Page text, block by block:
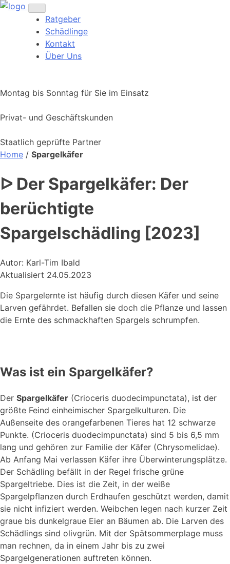
Ratgeber
Schädlinge
Kontakt
Über Uns
Montag bis Sonntag für Sie im Einsatz
Privat- und Geschäftskunden
Staatlich geprüfte Partner
Home / Spargelkäfer
ᐅ Der Spargelkäfer: Der
berüchtigte
Spargelschädling [2023]
Autor: Karl-Tim Ibald
Aktualisiert 24.05.2023
Die Spargelernte ist häufig durch diesen Käfer und seine
Larven gefährdet. Befallen sie doch die Pflanze und lassen
die Ernte des schmackhaften Spargels schrumpfen.
Was ist ein Spargelkäfer?
Der Spargelkäfer (Crioceris duodecimpunctata), ist der
größte Feind einheimischer Spargelkulturen. Die
Außenseite des orangefarbenen Tieres hat 12 schwarze
Punkte. (Crioceris duodecimpunctata) sind 5 bis 6,5 mm
lang und gehören zur Familie der Käfer (Chrysomelidae).
Ab Anfang Mai verlassen Käfer ihre Überwinterungsplätze.
Der Schädling befällt in der Regel frische grüne
Spargeltriebe. Dies ist die Zeit, in der weiße
Spargelpflanzen durch Erdhaufen geschützt werden, damit
sie nicht infiziert werden. Weibchen legen nach kurzer Zeit
graue bis dunkelgraue Eier an Bäumen ab. Die Larven des
Schädlings sind olivgrün. Mit der Spätsommerplage muss
man rechnen, da in einem Jahr bis zu zwei
Spargelgenerationen auftreten können.